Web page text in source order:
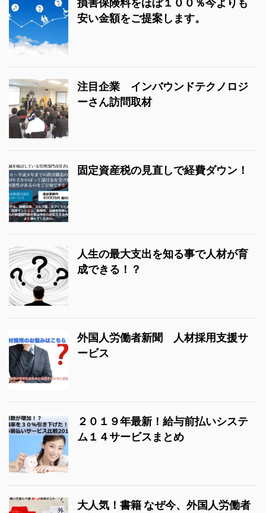
損害保険料をほぼ１００％今よりも
安い金額をご提案します。
注目企業 インバウンドテクノロジ
ーさん訪問取材
固定資産税の見直しで経費ダウン！
人生の最大支出を知る事で人材が育
成できる！？
外国人労働者新聞 人材採用支援サ
ービス
２０１９年最新！給与前払いシステ
ム１４サービスまとめ
大人気！書籍 なぜ今、外国人労働者